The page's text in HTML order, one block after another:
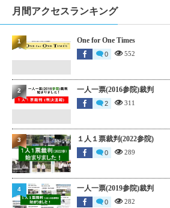
月間アクセスランキング
One for One Times
0 552
1
一人一票(2016参院)裁判
2 311
2
１人１票裁判(2022参院)
0 289
3
一人一票(2019参院)裁判
0 282
4